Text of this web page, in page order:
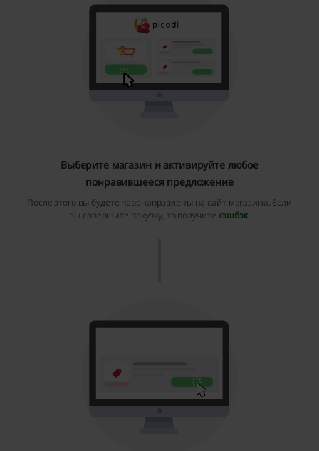
Выберите магазин и активируйте любое
понравившееся предложение
После этого вы будете перенаправлены на сайт магазина. Если
вы совершите покупку, то получите кэшбэк.